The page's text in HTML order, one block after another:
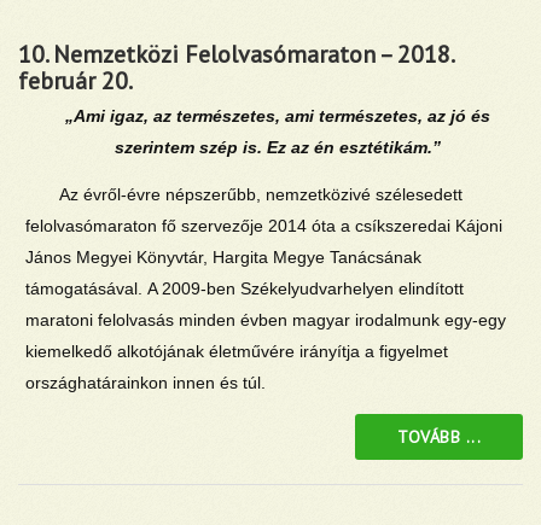
10. Nemzetközi Felolvasómaraton – 2018.
február 20.
„Ami igaz, az természetes, ami természetes, az jó és
szerintem szép is. Ez az én esztétikám.”
Az évről-évre népszerűbb, nemzetközivé szélesedett
felolvasómaraton fő szervezője 2014 óta a csíkszeredai Kájoni
János Megyei Könyvtár, Hargita Megye Tanácsának
támogatásával. A 2009-ben Székelyudvarhelyen elindított
maratoni felolvasás minden évben magyar irodalmunk egy-egy
kiemelkedő alkotójának életművére irányítja a figyelmet
országhatárainkon innen és túl.
TOVÁBB ...